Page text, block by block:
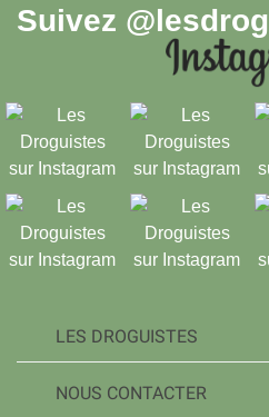
Suivez
LES DROGUISTES
NOUS CONTACTER